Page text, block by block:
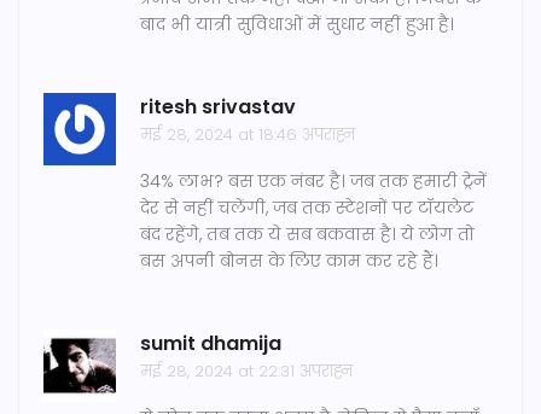
बाद भी यात्री सुविधाओं में सुधार नहीं हुआ है।
ritesh srivastav
मई 28, 2024 at 18:46 अपराह्न
34% लाभ? बस एक नंबर है। जब तक हमारी ट्रेनें
देर से नहीं चलेंगी, जब तक स्टेशनों पर टॉयलेट
बंद रहेंगे, तब तक ये सब बकवास है। ये लोग तो
बस अपनी बोनस के लिए काम कर रहे हैं।
sumit dhamija
मई 28, 2024 at 22:31 अपराह्न